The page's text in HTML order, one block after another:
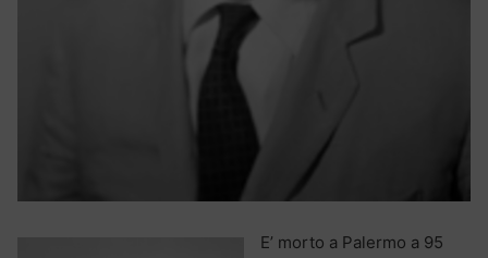
E’ morto a Palermo a 95